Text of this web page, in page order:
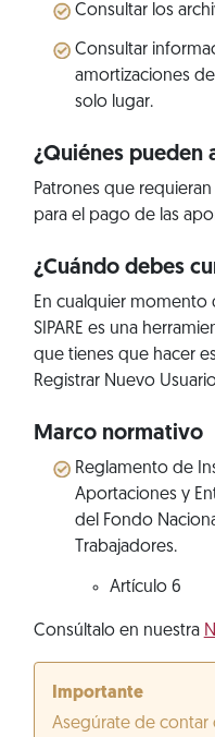
Consultar los
Consultar
amortizaciones
solo lugar.
¿Quiénes pueden
Patrones que
para el pago de las
¿Cuándo debes
En cualquier momento
SIPARE es una
que tienes que hacer
Registrar Nuevo
Marco normativo
Reglamento de
Aportaciones y
del Fondo
Trabajadores.
Artículo 6
Consúltalo en nuestra
Importante
Asegúrate de contar